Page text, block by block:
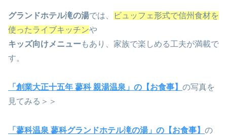
グランドホテル滝の湯では、
ビュッフェ形式で信州食材を
使ったライブキッチンや
キッズ向けメニューもあり、家族で楽しめる工夫が満載で
す。
「創業大正十五年 蓼科 親湯温泉」の【お食事】 の写真を
見てみる＞＞
「蓼科温泉 蓼科グランドホテル滝の湯」の【お食事】 の